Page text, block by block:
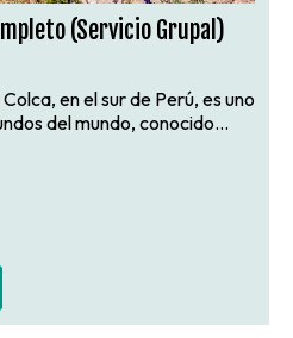
(Servicio Grupal)
en el sur de Perú, es uno
del mundo, conocido...